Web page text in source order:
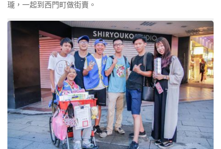
瓏，一起到西門町做街賣。